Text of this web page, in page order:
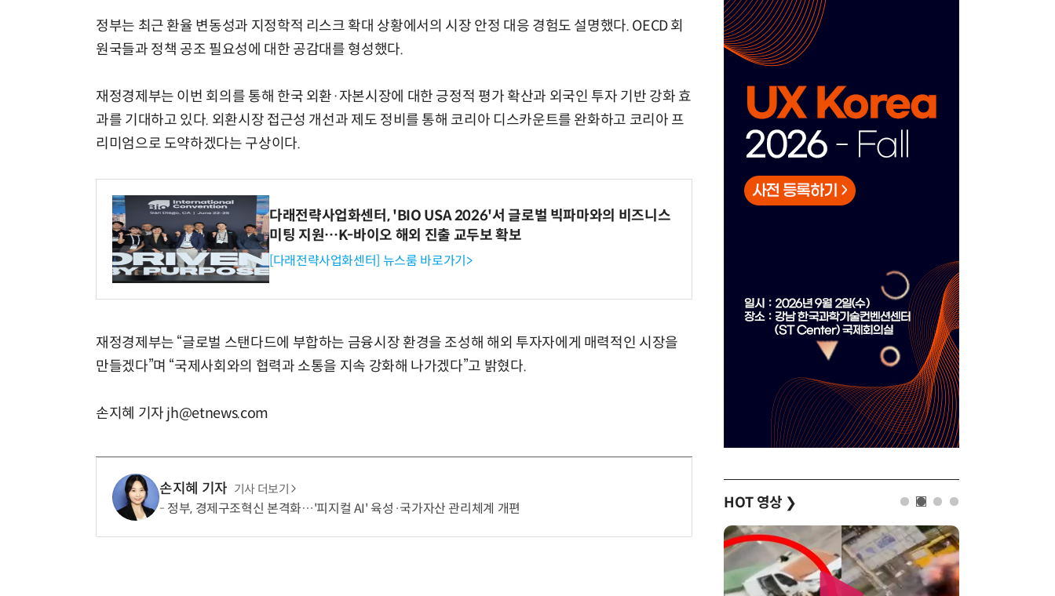
정부는 최근 환율 변동성과 지정학적 리스크 확대 상황에서의 시장 안정 대응 경험도 설명했다. OECD 회
원국들과 정책 공조 필요성에 대한 공감대를 형성했다.
재정경제부는 이번 회의를 통해 한국 외환·자본시장에 대한 긍정적 평가 확산과 외국인 투자 기반 강화 효
과를 기대하고 있다. 외환시장 접근성 개선과 제도 정비를 통해 코리아 디스카운트를 완화하고 코리아 프
리미엄으로 도약하겠다는 구상이다.
다래전략사업화센터, 'BIO USA 2026'서 글로벌 빅파마와의 비즈니스
미팅 지원…K-바이오 해외 진출 교두보 확보
[다래전략사업화센터] 뉴스룸 바로가기>
재정경제부는 “글로벌 스탠다드에 부합하는 금융시장 환경을 조성해 해외 투자자에게 매력적인 시장을
만들겠다”며 “국제사회와의 협력과 소통을 지속 강화해 나가겠다”고 밝혔다.
손지혜 기자 jh@etnews.com
손지혜 기자 기사 더보기
정부, 경제구조혁신 본격화…'피지컬 AI' 육성·국가자산 관리체계 개편 HOT 영상 ❯